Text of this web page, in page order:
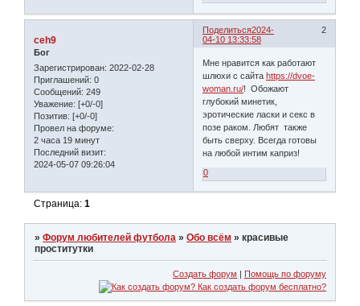
Поделиться 2
2024-
04-10 13:33:58
ceh9
Бог
Зарегистрирован: 2022-02-28
Приглашений: 0
Сообщений: 249
Уважение: [+0/-0]
Позитив: [+0/-0]
Провел на форуме:
2 часа 19 минут
Последний визит:
2024-05-07 09:26:04
Мне нравится как работают
шлюхи с сайта https://dvoe-
woman.ru/! Обожают
глубокий минетик,
эротические ласки и секс в
позе раком. Любят также
быть сверху. Всегда готовы
на любой интим каприз!
0
Страница:1
»Форум любителей футбола »Обо всём »красивые
проститутки
Создать форум Помощь по форуму